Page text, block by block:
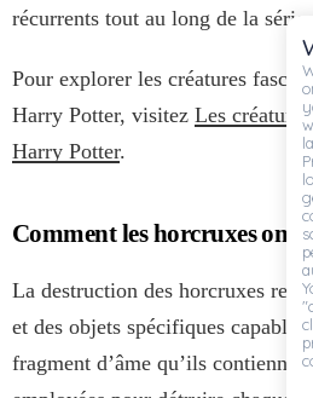
récurrents tout au long de la série.
Pour explorer les créatures
Harry Potter, visitez Les
Harry Potter.
Comment les horcruxes ont-
La destruction des horcruxes
et des objets spécifiques
fragment d’âme qu’ils